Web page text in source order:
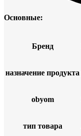
Основные:
Бренд
назначение продукта
obyom
тип товара